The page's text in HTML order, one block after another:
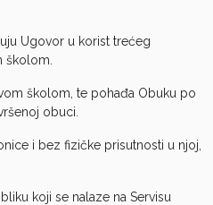
Ugovor u korist trećeg
školom.
školom, te pohađa Obuku po
obuci.
i bez fizičke prisutnosti u njoj,
koji se nalaze na Servisu